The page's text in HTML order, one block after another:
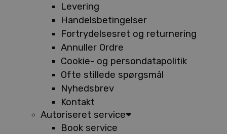
Levering
Handelsbetingelser
Fortrydelsesret og returnering
Annuller Ordre
Cookie- og persondatapolitik
Ofte stillede spørgsmål
Nyhedsbrev
Kontakt
Autoriseret service
Book service